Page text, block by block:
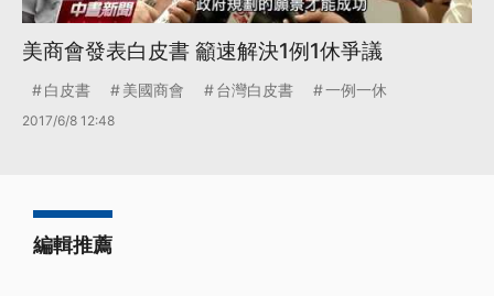
美商會發表白皮書 籲速解決1例1休爭議
白皮書 美國商會 台灣白皮書 一例一休
2017/6/8 12:48
編輯推薦